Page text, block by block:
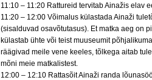
11:10 – 11:20 Rattureid tervitab Ainažis elav
11:20 – 12:00 Võimalus külastada Ainaži
(sisalduvad osavõtutasus). Et matka aeg on
külastab ühte või teist muuseumit
räägivad meile vene keeles, tõlkega aitab
mõni meie matkalistest.
12:00 – 12:10 Rattasõit Ainaži randa